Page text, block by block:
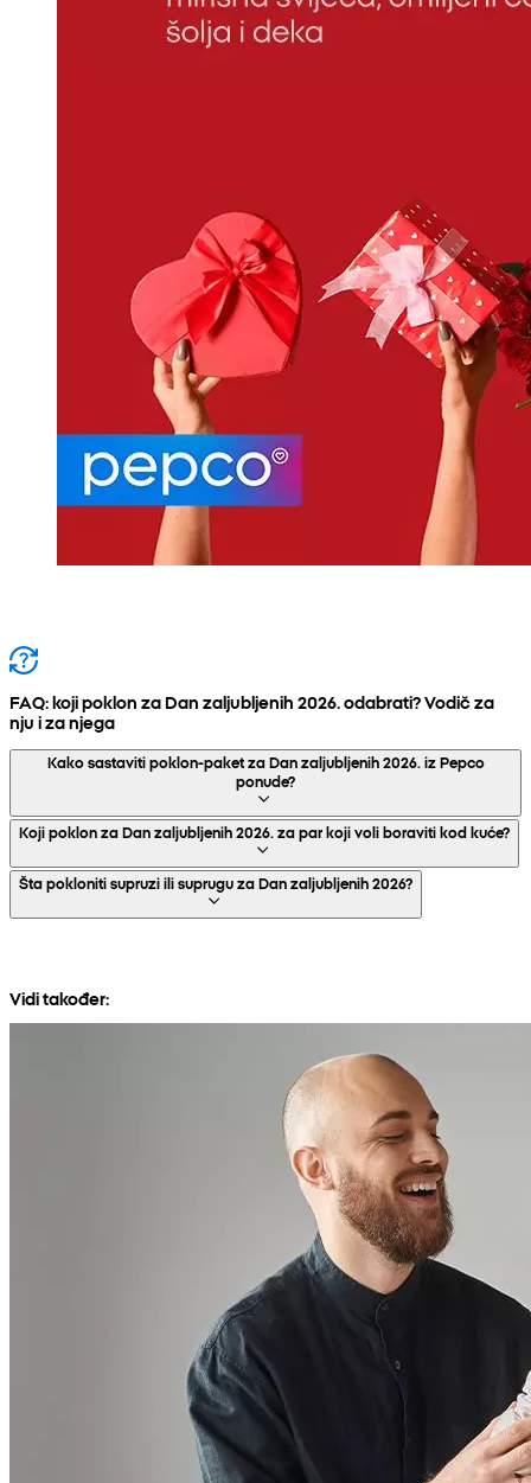
FAQ: koji poklon za Dan zaljubljenih 2026. odabrati? Vodič za
nju i za njega
Kako sastaviti poklon-paket za Dan zaljubljenih 2026. iz Pepco
ponude?
Koji poklon za Dan zaljubljenih 2026. za par koji voli boraviti kod kuće?
Šta pokloniti supruzi ili suprugu za Dan zaljubljenih 2026?
Vidi također: